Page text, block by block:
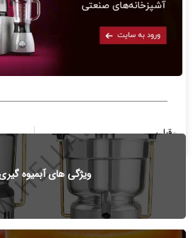
قبلی
آب سیب گیری و آب هویج گیری صنعتی
ویژگی های آبمیوه